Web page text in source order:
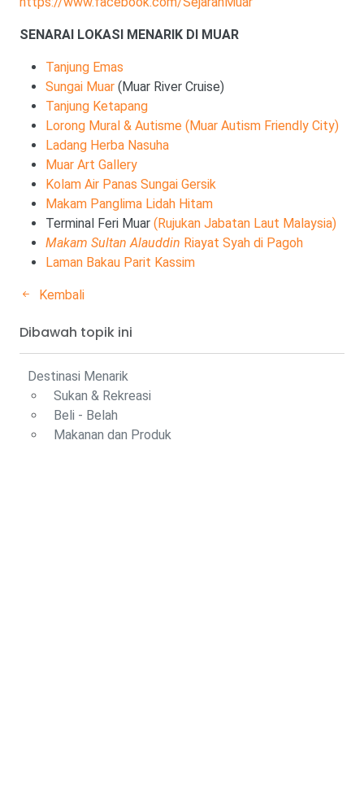
SENARAI LOKASI MENARIK DI MUAR
Tanjung Emas
Sungai Muar (Muar River Cruise)
Tanjung Ketapang
Lorong Mural & Autisme (Muar Autism Friendly City)
Ladang Herba Nasuha
Muar Art Gallery
Kolam Air Panas Sungai Gersik
Makam Panglima Lidah Hitam
Terminal Feri Muar (Rujukan Jabatan Laut Malaysia)
Makam Sultan Alauddin Riayat Syah di Pagoh
Laman Bakau Parit Kassim
Kembali
Dibawah topik ini
Destinasi Menarik
Sukan & Rekreasi
Beli - Belah
Makanan dan Produk